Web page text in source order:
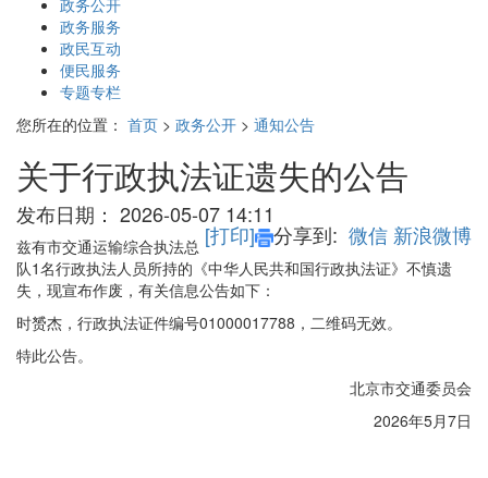
政务公开
政务服务
政民互动
便民服务
专题专栏
您所在的位置： 首页 > 政务公开 > 通知公告
关于行政执法证遗失的公告
发布日期： 2026-05-07 14:11
[打印] 分享到: 微信 新浪微博
兹有市交通运输综合执法总
队1名行政执法人员所持的《中华人民共和国行政执法证》不慎遗
失，现宣布作废，有关信息公告如下：
时赟杰，行政执法证件编号01000017788，二维码无效。
特此公告。
北京市交通委员会
2026年5月7日